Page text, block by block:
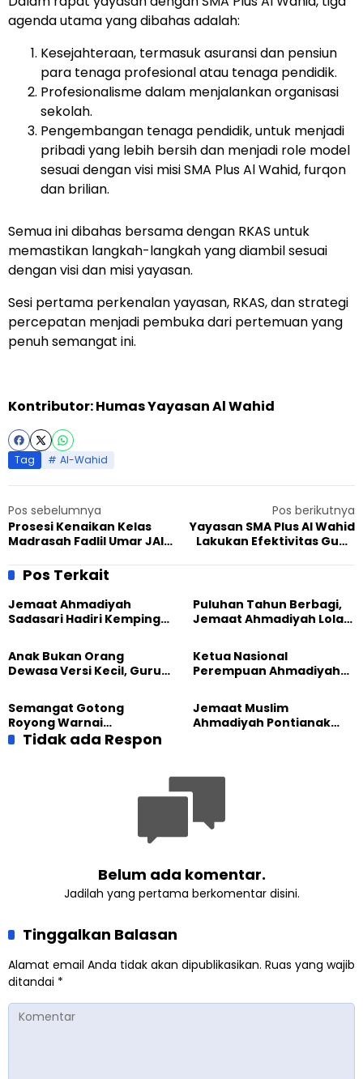
agenda utama yang dibahas adalah:
Kesejahteraan, termasuk asuransi dan pensiun
para tenaga profesional atau tenaga pendidik.
Profesionalisme dalam menjalankan organisasi
sekolah.
Pengembangan tenaga pendidik, untuk menjadi
pribadi yang lebih bersih dan menjadi role model
sesuai dengan visi misi SMA Plus Al Wahid, furqon
dan brilian.
Semua ini dibahas bersama dengan RKAS untuk
memastikan langkah-langkah yang diambil sesuai
dengan visi dan misi yayasan.
Sesi pertama perkenalan yayasan, RKAS, dan strategi
percepatan menjadi pembuka dari pertemuan yang
penuh semangat ini.
Kontributor: Humas Yayasan Al Wahid
Tag Al-Wahid
Pos sebelumnya
Prosesi Kenaikan Kelas
Madrasah Fadlil Umar JAI
Lancar Meski Terkendala
Hujan
Pos berikutnya
Yayasan SMA Plus Al Wahid
Lakukan Efektivitas Guna
Pendidikan
Pos Terkait
Jemaat Ahmadiyah
Sadasari Hadiri Kemping
Majalengka
Puluhan Tahun Berbagi,
Jemaat Ahmadiyah Lolak
Sembako kepada Warga
Anak Bukan Orang
Dewasa Versi Kecil, Guru
Pendidikan BERLIAN
Ketua Nasional
Perempuan Ahmadiyah
Besar Universitas
Terbuka
Semangat Gotong
Royong Warnai
Pembangunan Kembali
Jemaat Muslim
Ahmadiyah Pontianak
Tidak ada Respon
Belum ada komentar.
Jadilah yang pertama berkomentar disini.
Tinggalkan Balasan
Alamat email Anda tidak akan dipublikasikan. Ruas yang wajib
ditandai *